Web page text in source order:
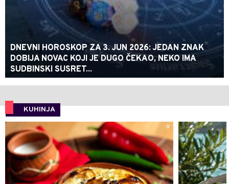
DNEVNI HOROSKOP ZA 3. JUN 2026: JEDAN ZNAK
DOBIJA NOVAC KOJI JE DUGO ČEKAO, NEKO IMA
SUDBINSKI SUSRET...
KUHINJA
0